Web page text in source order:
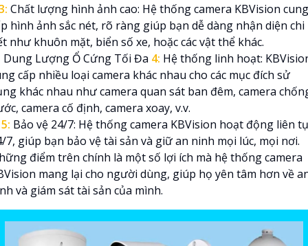
Chất lượng hình ảnh cao: Hệ thống camera KBVision cung
hình ảnh sắc nét, rõ ràng giúp bạn dễ dàng nhận diện chi
như khuôn mặt, biển số xe, hoặc các vật thể khác.
Dung Lượng Ổ Cứng Tối Đa 4: Hệ thống linh hoạt:
cấp nhiều loại camera khác nhau cho các mục đích sử
khác nhau như camera quan sát ban đêm, camera
camera cố định, camera xoay, v.v.
5: Bảo vệ 24/7: Hệ thống camera KBVision hoạt động liên
7, giúp bạn bảo vệ tài sản và giữ an ninh mọi lúc, mọi nơi.
điểm trên chính là một số lợi ích mà hệ thống camera
mang lại cho người dùng, giúp họ yên tâm hơn về
và giám sát tài sản của mình.